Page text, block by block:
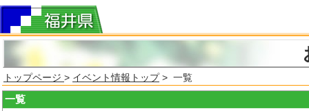
トップページ > イベント情報トップ> 一覧
一覧